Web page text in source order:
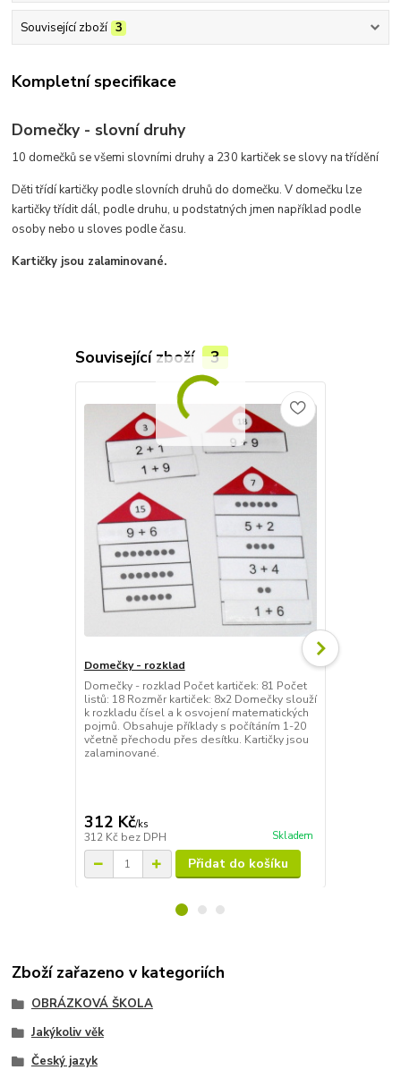
Související zboží 3
Kompletní specifikace
Domečky - slovní druhy
10 domečků se všemi slovními druhy a 230 kartiček se slovy na třídění
Děti třídí kartičky podle slovních druhů do domečku. V domečku lze
kartičky třídit dál, podle druhu, u podstatných jmen například podle
osoby nebo u sloves podle času.
Kartičky jsou zalaminované.
Související zboží 3
Domečky - rozklad
Domečky - rozklad Počet kartiček: 81 Počet
listů: 18 Rozměr kartiček: 8x2 Domečky slouží
k rozkladu čísel a k osvojení matematických
pojmů. Obsahuje příklady s počítáním 1-20
včetně přechodu přes desítku. Kartičky jsou
zalaminované.
312 Kč/ks
312 Kč bez DPH Skladem
Přidat do košíku
Zboží zařazeno v kategoriích
OBRÁZKOVÁ ŠKOLA
Jakýkoliv věk
Český jazyk